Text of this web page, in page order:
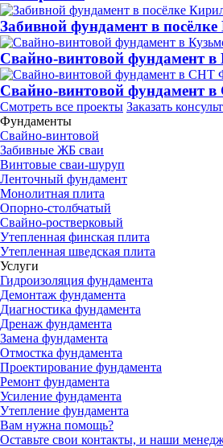
Забивной фундамент в
Свайно-винтовой фундамент в
Свайно-винтовой фундамент
Смотреть все проекты Заказать
Фундаменты
Свайно-винтовой
Забивные ЖБ сваи
Винтовые сваи-шуруп
Ленточный фундамент
Монолитная плита
Опорно-столбчатый
Свайно-ростверковый
Утепленная финская плита
Утепленная шведская плита
Услуги
Гидроизоляция фундамента
Демонтаж фундамента
Диагностика фундамента
Дренаж фундамента
Замена фундамента
Отмостка фундамента
Проектирование фундамента
Ремонт фундамента
Усиление фундамента
Утепление фундамента
Вам нужна помощь?
Оставьте свои контакты, и наши